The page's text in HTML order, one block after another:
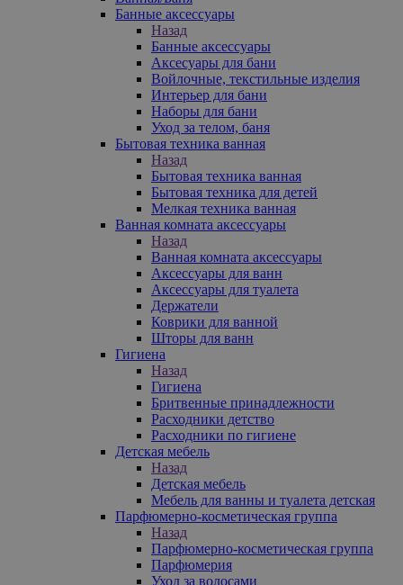
Банные аксессуары
Назад
Банные аксессуары
Аксесуары для бани
Войлочные, текстильные изделия
Интерьер для бани
Наборы для бани
Уход за телом, баня
Бытовая техника ванная
Назад
Бытовая техника ванная
Бытовая техника для детей
Мелкая техника ванная
Ванная комната аксессуары
Назад
Ванная комната аксессуары
Аксессуары для ванн
Аксессуары для туалета
Держатели
Коврики для ванной
Шторы для ванн
Гигиена
Назад
Гигиена
Бритвенные принадлежности
Расходники детство
Расходники по гигиене
Детская мебель
Назад
Детская мебель
Мебель для ванны и туалета детская
Парфюмерно-косметическая группа
Назад
Парфюмерно-косметическая группа
Парфюмерия
Уход за волосами